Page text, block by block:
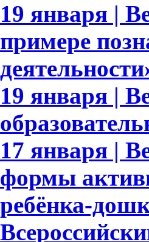
19 января |
примере
19 января |
17 января |
формы
ребёнка-